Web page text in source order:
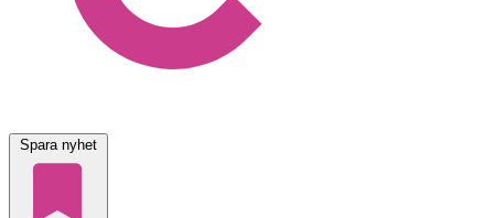
Spara nyhet